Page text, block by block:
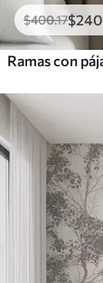
$400.17$240